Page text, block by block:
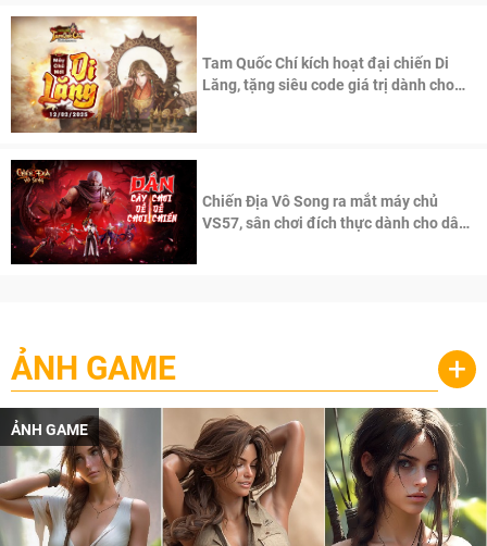
Tam Quốc Chí kích hoạt đại chiến Di
Lăng, tặng siêu code giá trị dành cho
Chiến Địa Vô Song ra mắt máy chủ
VS57, sân chơi đích thực dành cho dân
ẢNH GAME +
ẢNH GAME